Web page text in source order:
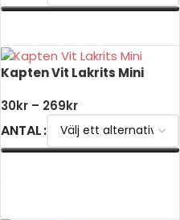
Kapten Vit Lakrits Mini
30kr – 269kr
ANTAL